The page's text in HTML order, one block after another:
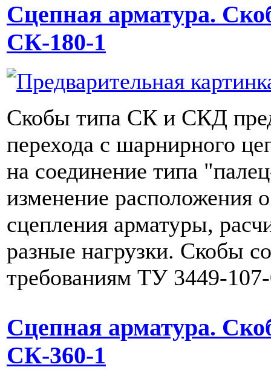
Сцепная арматура.
СК-180-1
Скобы типа СК и СКД
перехода с шарнирного
на соединение типа
изменение расположения
сцепления арматуры,
разные нагрузки. Скобы
требованиям ТУ 3449-
Сцепная арматура.
СК-360-1